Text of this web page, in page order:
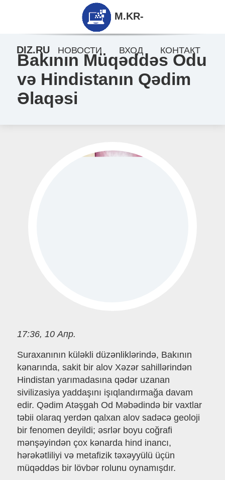
Bakının Müqəddəs Odu
və Hindistanın Qədim
Əlaqəsi
17:36, 10 Апр.
Suraxanının küləkli düzənliklərində, Bakının
kənarında, sakit bir alov Xəzər sahillərindən
Hindistan yarımadasına qədər uzanan
sivilizasiya yaddaşını işıqlandırmağa davam
edir. Qədim Atəşgah Od Məbədində bir vaxtlar
təbii olaraq yerdən qalxan alov sadəcə geoloji
bir fenomen deyildi; əsrlər boyu coğrafi
mənşəyindən çox kənarda hind inancı,
hərəkətliliyi və metafizik təxəyyülü üçün
müqəddəs bir lövbər rolunu oynamışdır.
M.KR-
DIZ.RU НОВОСТИ ВХОД КОНТАКТ